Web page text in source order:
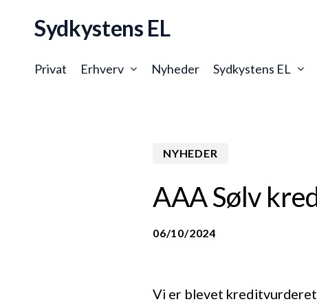
Sydkystens EL
Privat Erhverv Nyheder Sydkystens EL
NYHEDER
AAA Sølv
06/10/2024
Vi er blevet kreditvurderet